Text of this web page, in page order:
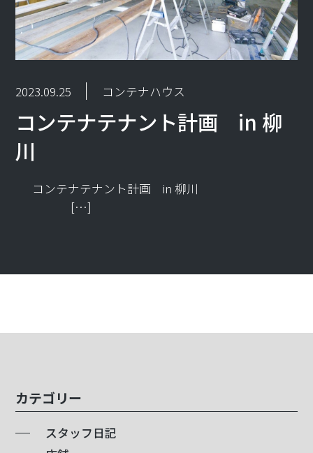
2023.09.25 コンテナハウス
コンテナテナント計画 in 柳
川
コンテナテナント計画 in 柳川
[…]
カテゴリー
スタッフ日記